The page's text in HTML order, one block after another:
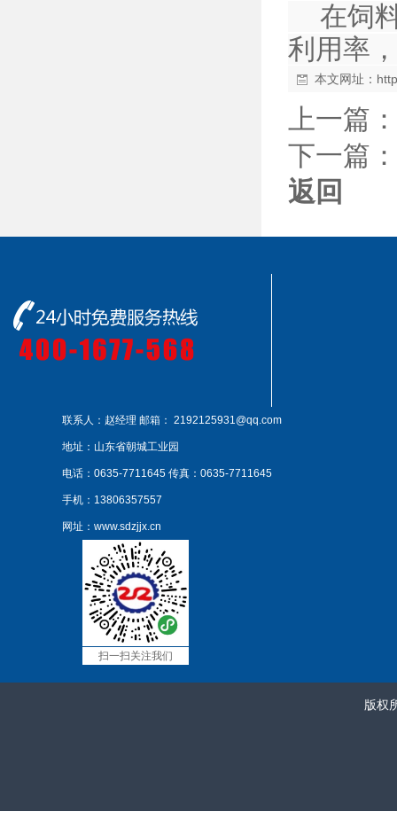
在饲料
利用率
本文网址：
上一篇：
下一篇：
返回
联系人：赵经理 邮箱： 2192125931@qq.com
地址：山东省朝城工业园
电话：0635-7711645 传真：0635-7711645
手机：13806357557
网址：www.sdzjjx.cn
扫一扫关注我们
版权